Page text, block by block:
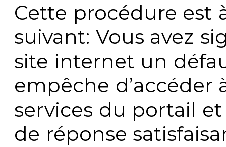
Cette procédure est
suivant: Vous avez
site internet un
empêche
services du portail
de réponse